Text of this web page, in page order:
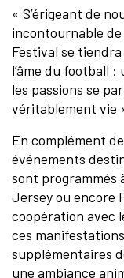
« S’érigeant de
incontournable de
Festival se
l’âme du football
les passions se
véritablement vie
En complément
événements
sont programmés
Jersey ou encore
coopération avec
ces
supplémentaires
une ambiance